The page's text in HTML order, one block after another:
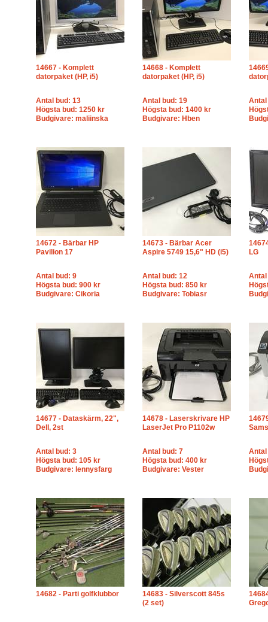
14667 - Komplett
datorpaket (HP, i5)
Antal bud: 13
Högsta bud: 1250 kr
Budgivare: maliinska
14668 - Komplett
datorpaket (HP, i5)
Antal bud: 19
Högsta bud: 1400 kr
Budgivare: Hben
Antal
14672 - Bärbar HP
Pavilion 17
Antal bud: 9
Högsta bud: 900 kr
Budgivare: Cikoria
14673 - Bärbar Acer
Aspire 5749 15,6" HD (i5)
Antal bud: 12
Högsta bud: 850 kr
Budgivare: Tobiasr
LG
Antal
14677 - Dataskärm, 22",
Dell, 2st
Antal bud: 3
Högsta bud: 105 kr
Budgivare: lennysfarg
14678 - Laserskrivare HP
LaserJet Pro P1102w
Antal bud: 7
Högsta bud: 400 kr
Budgivare: Vester
Antal
14682 - Parti golfklubbor
14683 - Silverscott 845s
(2 set)